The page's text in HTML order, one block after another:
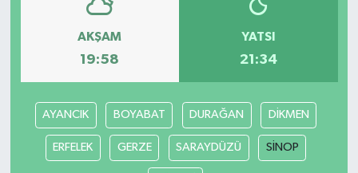
AKŞAM
19:58
YATSI
21:34
AYANCIK BOYABAT DURAĞAN DİKMEN
ERFELEK GERZE SARAYDÜZÜ SİNOP
Uğurludağ
Sağlık